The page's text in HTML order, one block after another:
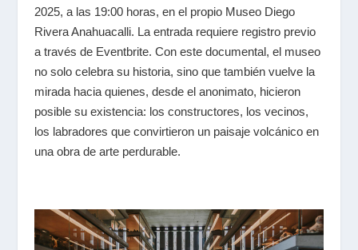
2025, a las 19:00 horas, en el propio Museo Diego
Rivera Anahuacalli. La entrada requiere registro previo
a través de Eventbrite. Con este documental, el museo
no solo celebra su historia, sino que también vuelve la
mirada hacia quienes, desde el anonimato, hicieron
posible su existencia: los constructores, los vecinos,
los labradores que convirtieron un paisaje volcánico en
una obra de arte perdurable.